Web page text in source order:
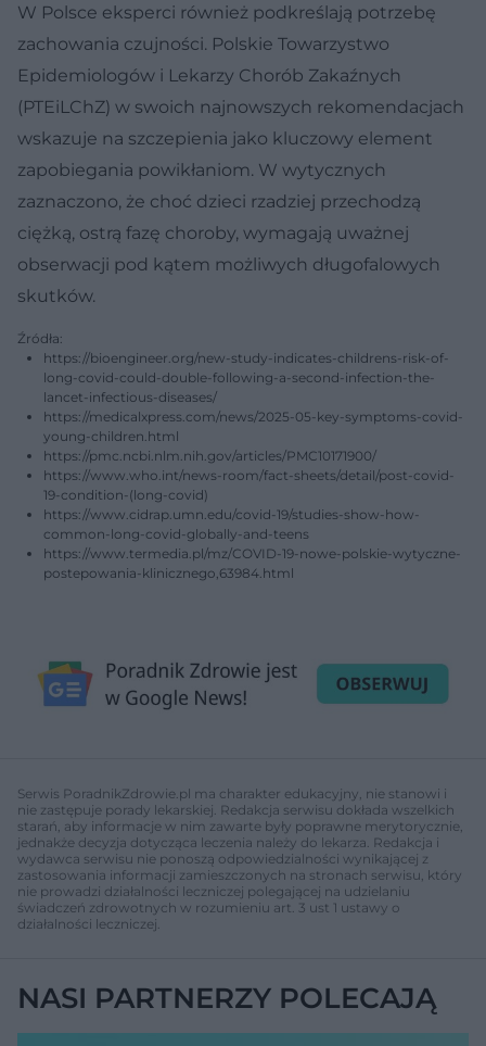
W Polsce eksperci również podkreślają potrzebę
zachowania czujności. Polskie Towarzystwo
Epidemiologów i Lekarzy Chorób Zakaźnych
(PTEiLChZ) w swoich najnowszych rekomendacjach
wskazuje na szczepienia jako kluczowy element
zapobiegania powikłaniom. W wytycznych
zaznaczono, że choć dzieci rzadziej przechodzą
ciężką, ostrą fazę choroby, wymagają uważnej
obserwacji pod kątem możliwych długofalowych
skutków.
Źródła:
https://bioengineer.org/new-study-indicates-childrens-risk-of-
long-covid-could-double-following-a-second-infection-the-
lancet-infectious-diseases/
https://medicalxpress.com/news/2025-05-key-symptoms-covid-
young-children.html
https://pmc.ncbi.nlm.nih.gov/articles/PMC10171900/
https://www.who.int/news-room/fact-sheets/detail/post-covid-
19-condition-(long-covid)
https://www.cidrap.umn.edu/covid-19/studies-show-how-
common-long-covid-globally-and-teens
https://www.termedia.pl/mz/COVID-19-nowe-polskie-wytyczne-
postepowania-klinicznego,63984.html
Serwis PoradnikZdrowie.pl ma charakter edukacyjny, nie stanowi i
nie zastępuje porady lekarskiej. Redakcja serwisu dokłada wszelkich
starań, aby informacje w nim zawarte były poprawne merytorycznie,
jednakże decyzja dotycząca leczenia należy do lekarza. Redakcja i
wydawca serwisu nie ponoszą odpowiedzialności wynikającej z
zastosowania informacji zamieszczonych na stronach serwisu, który
nie prowadzi działalności leczniczej polegającej na udzielaniu
świadczeń zdrowotnych w rozumieniu art. 3 ust 1 ustawy o
działalności leczniczej.
NASI PARTNERZY POLECAJĄ